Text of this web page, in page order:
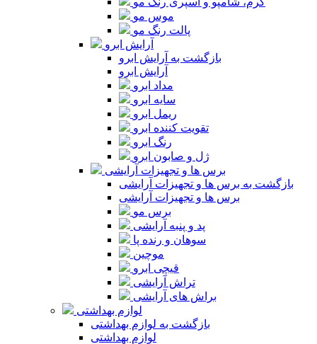
موس مو
پالت رنگ مو
آرایش ابرو
بازگشت به آرایش ابرو
آرایش ابرو
مداد ابرو
سایه ابرو
ریمل ابرو
تقویت کننده ابرو
رنگ ابرو
ژل و صابون ابرو
برس ها و تجهیزات آرایشی
بازگشت به برس ها و تجهیزات آرایشی
برس ها و تجهیزات آرایشی
برس مو
پد و پنبه آرایشی
سوهان و رنده پا
موچین
قیچی ابرو
تراش آرایشی
براش های آرایشی
لوازم بهداشتی
بازگشت به لوازم بهداشتی
لوازم بهداشتی